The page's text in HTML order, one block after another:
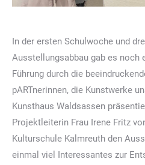
In der ersten Schulwoche und
Ausstellungsabbau gab es noch
Führung durch die
pARTnerinnen, die Kunstwerke
Kunsthaus Waldsassen
Projektleiterin Frau Irene Fritz
Kulturschule Kalmreuth den
einmal viel Interessantes zur